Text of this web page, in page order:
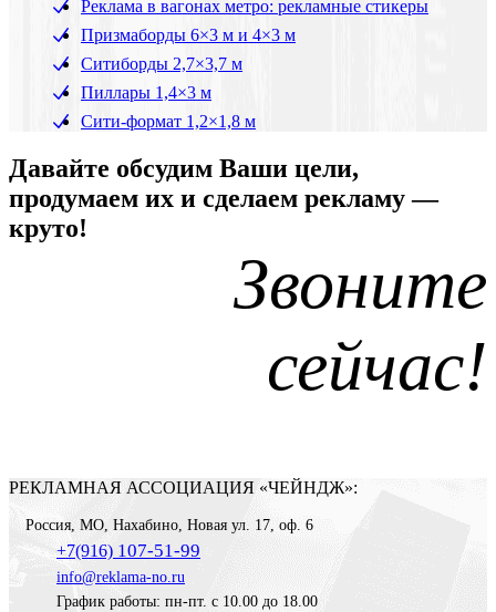
Реклама в вагонах метро: рекламные стикеры
Призмаборды 6×3 м и 4×3 м
Ситиборды 2,7×3,7 м
Пиллары 1,4×3 м
Сити-формат 1,2×1,8 м
Давайте обсудим Ваши цели,
продумаем их и сделаем рекламу —
круто!
Звоните
сейчас!
РЕКЛАМНАЯ АССОЦИАЦИЯ «ЧЕЙНДЖ»:
Россия, МО, Нахабино Новая ул. 17, оф. 6
+7(916) 107-51-99
info@reklama-no.ru
График работы: пн-пт. с 10.00 до 18.00